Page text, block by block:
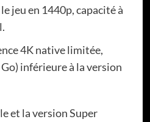
jeu en 1440p, capacité à
4K native limitée,
inférieure à la version
et la version Super